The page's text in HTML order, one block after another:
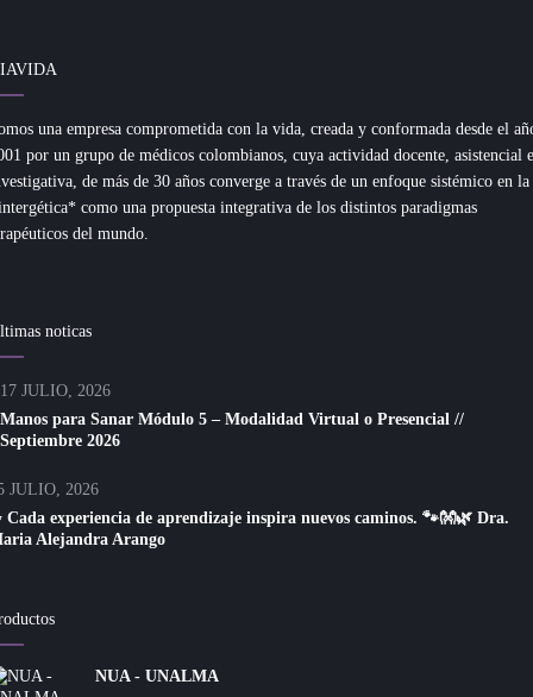
una empresa comprometida con la vida, creada y conformada desde el
por un grupo de médicos colombianos, cuya actividad docente, asistencial e
de más de 30 años converge a través de un enfoque sistémico en la
como una propuesta integrativa de los distintos paradigmas
del mundo.
noticas
17 JULIO, 2026
Manos para Sanar Módulo 5 – Modalidad Virtual o Presencial //
Septiembre 2026
JULIO, 2026
Cada experiencia de aprendizaje inspira nuevos caminos. 🐾👐🌿 Dra.
Alejandra Arango
NUA - UNALMA